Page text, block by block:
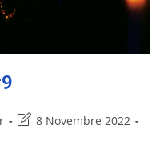
8 Novembre 2022